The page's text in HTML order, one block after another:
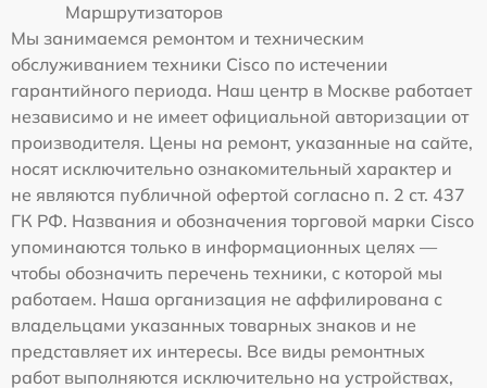
Маршрутизаторов
Мы занимаемся ремонтом и техническим
обслуживанием техники Cisco по истечении
гарантийного периода. Наш центр в Москве работает
независимо и не имеет официальной авторизации от
производителя. Цены на ремонт, указанные на сайте,
носят исключительно ознакомительный характер и
не являются публичной офертой согласно п. 2 ст. 437
ГК РФ. Названия и обозначения торговой марки Cisco
упоминаются только в информационных целях —
чтобы обозначить перечень техники, с которой мы
работаем. Наша организация не аффилирована с
владельцами указанных товарных знаков и не
представляет их интересы. Все виды ремонтных
работ выполняются исключительно на устройствах,